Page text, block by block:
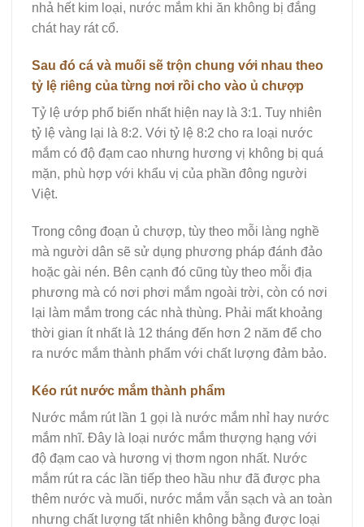
nhả hết kim loại, nước mắm khi ăn không bị đắng
chát hay rát cổ.
Sau đó cá và muối sẽ trộn chung với nhau theo
tỷ lệ riêng của từng nơi rồi cho vào ủ chượp
Tỷ lệ ướp phổ biến nhất hiện nay là 3:1. Tuy nhiên
tỷ lệ vàng lại là 8:2. Với tỷ lệ 8:2 cho ra loại nước
mắm có độ đạm cao nhưng hương vị không bị quá
mặn, phù hợp với khẩu vị của phần đông người
Việt.
Trong công đoạn ủ chượp, tùy theo mỗi làng nghề
mà người dân sẽ sử dụng phương pháp đánh đảo
hoặc gài nén. Bên cạnh đó cũng tùy theo mỗi địa
phương mà có nơi phơi mắm ngoài trời, còn có nơi
lại làm mắm trong các nhà thùng. Phải mất khoảng
thời gian ít nhất là 12 tháng đến hơn 2 năm để cho
ra nước mắm thành phẩm với chất lượng đảm bảo.
Kéo rút nước mắm thành phẩm
Nước mắm rút lần 1 gọi là nước mắm nhỉ hay nước
mắm nhĩ. Đây là loại nước mắm thượng hạng với
độ đạm cao và hương vị thơm ngon nhất. Nước
mắm rút ra các lần tiếp theo hầu như đã được pha
thêm nước và muối, nước mắm vẫn sạch và an toàn
nhưng chất lượng tất nhiên không bằng được loại